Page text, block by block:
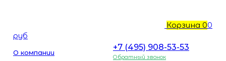
Корзина 00
руб
О компании
+7 (495) 908-53-53
Обратный звонок